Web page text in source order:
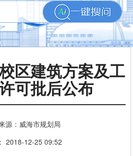
区建筑方案及工
可批后公布
源：威海市规划局
2018-12-25 09:52